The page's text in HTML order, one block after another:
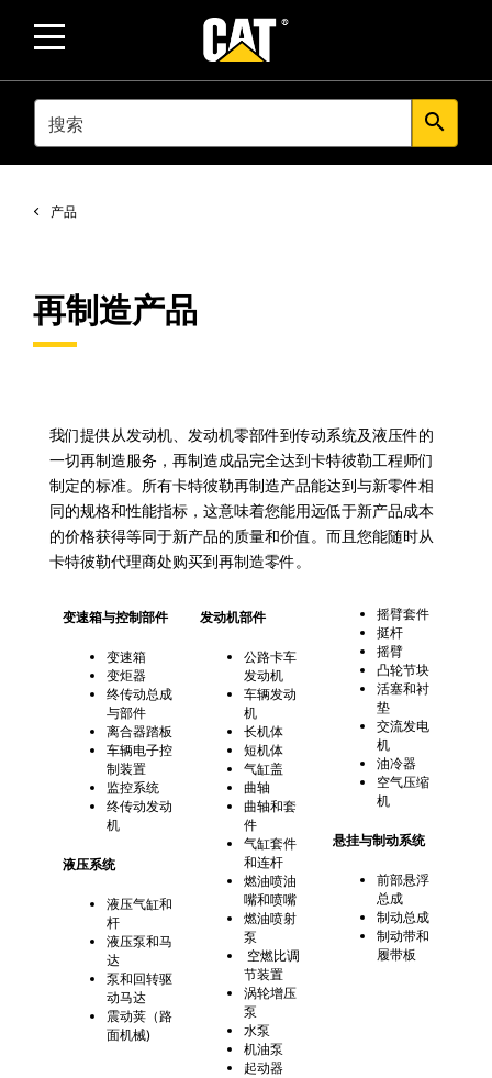
SEARCH search
产品
再制造产品
我们提供从发动机、发动机零部件到传动系统及液压件的
一切再制造服务，再制造成品完全达到卡特彼勒工程师们
制定的标准。所有卡特彼勒再制造产品能达到与新零件相
同的规格和性能指标，这意味着您能用远低于新产品成本
的价格获得等同于新产品的质量和价值。而且您能随时从
卡特彼勒代理商处购买到再制造零件。
变速箱与控制部件
变速箱
变炬器
终传动总成
与部件
离合器踏板
车辆电子控
制装置
监控系统
终传动发动
机
液压系统
液压气缸和
杆
液压泵和马
达
泵和回转驱
动马达
震动荚（路
面机械)
发动机部件
公路卡车
发动机
车辆发动
机
长机体
短机体
气缸盖
曲轴
曲轴和套
件
气缸套件
和连杆
燃油喷油
嘴和喷嘴
燃油喷射
泵
空燃比调
节装置
涡轮增压
泵
水泵
机油泵
起动器
摇臂套件
挺杆
摇臂
凸轮节块
活塞和衬
垫
交流发电
机
油冷器
空气压缩
机
悬挂与制动系统
前部悬浮
总成
制动总成
制动带和
履带板